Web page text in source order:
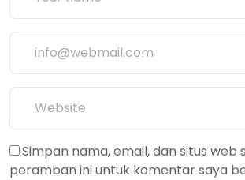
Simpan nama, email, dan situs web
peramban ini untuk komentar saya